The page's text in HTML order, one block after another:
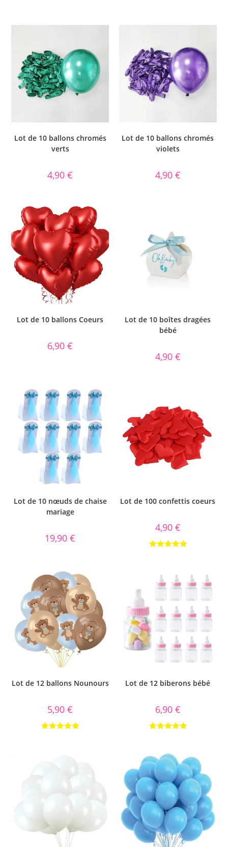
Lot de 10 ballons chromés
verts
4,90€
Lot de 10 ballons chromés
violets
4,90 €
Lot de 10 ballons Coeurs
6,90€
Lot de 10 boîtes dragées
bébé
4,90 €
Lot de 10 nœuds de chaise
mariage
19,90€
Lot de 100 confettis coeurs
4,90 €
Lot de 12 ballons Nounours
5,90€
Lot de 12 biberons bébé
6,90 €